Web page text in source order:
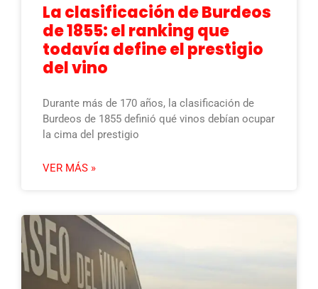
La clasificación de Burdeos
de 1855: el ranking que
todavía define el prestigio
del vino
Durante más de 170 años, la clasificación de
Burdeos de 1855 definió qué vinos debían ocupar
la cima del prestigio
VER MÁS »